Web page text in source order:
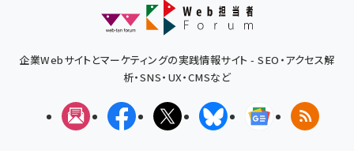
企業Webサイトとマーケティングの実践情報サイト - SEO・アクセス解
析・SNS・UX・CMSなど
メルマガFacebookX(エックス)BlueskyGoogleニュ
RSS